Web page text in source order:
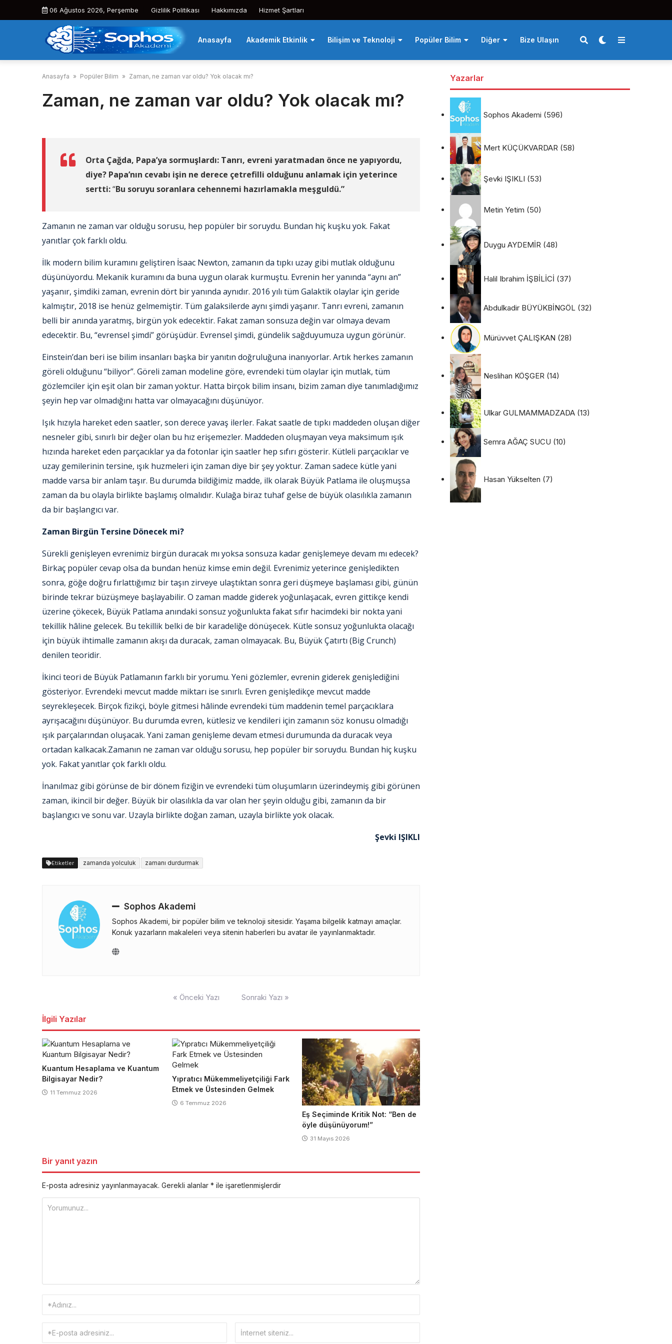
06 Ağustos 2026, Perşembe Gizlilik Politikası Hakkımızda Hizmet Şartları
Anasayfa Akademik Etkinlik Bilişim ve Teknoloji Popüler Bilim Diğer Bize Ulaşın
Anasayfa » Popüler Bilim » Zaman, ne zaman var oldu? Yok olacak mı?
Zaman, ne zaman var oldu? Yok olacak mı?
Orta Çağda, Papa’ya sormuşlardı: Tanrı, evreni yaratmadan önce ne yapıyordu,
diye? Papa’nın cevabı işin ne derece çetrefilli olduğunu anlamak için yeterince
sertti:“Bu soruyu soranlara cehennemi hazırlamakla meşguldü.”
Zamanın ne zaman var olduğu sorusu, hep popüler bir soruydu. Bundan hiç kuşku yok. Fakat
yanıtlar çok farklı oldu.
İlk modern bilim kuramını geliştiren İsaac Newton, zamanın da tıpkı uzay gibi mutlak olduğunu
düşünüyordu. Mekanik kuramını da buna uygun olarak kurmuştu. Evrenin her yanında “aynı an”
yaşanır, şimdiki zaman, evrenin dört bir yanında aynıdır. 2016 yılı tüm Galaktik olaylar için geride
kalmıştır, 2018 ise henüz gelmemiştir. Tüm galaksilerde aynı şimdi yaşanır. Tanrı evreni, zamanın
belli bir anında yaratmış, birgün yok edecektir. Fakat zaman sonsuza değin var olmaya devam
edecektir. Bu, “evrensel şimdi” görüşüdür. Evrensel şimdi, gündelik sağduyumuza uygun görünür.
Einstein’dan beri ise bilim insanları başka bir yanıtın doğruluğuna inanıyorlar. Artık herkes zamanın
göreli olduğunu “biliyor”. Göreli zaman modeline göre, evrendeki tüm olaylar için mutlak, tüm
gözlemciler için eşit olan bir zaman yoktur. Hatta birçok bilim insanı, bizim zaman diye tanımladığımız
şeyin hep var olmadığını hatta var olmayacağını düşünüyor.
Işık hızıyla hareket eden saatler, son derece yavaş ilerler. Fakat saatle de tıpkı maddeden oluşan diğer
nesneler gibi, sınırlı bir değer olan bu hız erişemezler. Maddeden oluşmayan veya maksimum ışık
hızında hareket eden parçacıklar ya da fotonlar için saatler hep sıfırı gösterir. Kütleli parçacıklar ve
uzay gemilerinin tersine, ışık huzmeleri için zaman diye bir şey yoktur. Zaman sadece kütle yani
madde varsa bir anlam taşır. Bu durumda bildiğimiz madde, ilk olarak Büyük Patlama ile oluşmuşsa
zaman da bu olayla birlikte başlamış olmalıdır. Kulağa biraz tuhaf gelse de büyük olasılıkla zamanın
da bir başlangıcı var.
Zaman Birgün Tersine Dönecek mi?
Sürekli genişleyen evrenimiz birgün duracak mı yoksa sonsuza kadar genişlemeye devam mı edecek?
Birkaç popüler cevap olsa da bundan henüz kimse emin değil. Evrenimiz yeterince genişledikten
sonra, göğe doğru fırlattığımız bir taşın zirveye ulaştıktan sonra geri düşmeye başlaması gibi, günün
birinde tekrar büzüşmeye başlayabilir. O zaman madde giderek yoğunlaşacak, evren gittikçe kendi
üzerine çökecek, Büyük Patlama anındaki sonsuz yoğunlukta fakat sıfır hacimdeki bir nokta yani
tekillik hâline gelecek. Bu tekillik belki de bir karadeliğe dönüşecek. Kütle sonsuz yoğunlukta olacağı
için büyük ihtimalle zamanın akışı da duracak, zaman olmayacak. Bu, Büyük Çatırtı (Big Crunch)
denilen teoridir.
İkinci teori de Büyük Patlamanın farklı bir yorumu. Yeni gözlemler, evrenin giderek genişlediğini
gösteriyor. Evrendeki mevcut madde miktarı ise sınırlı. Evren genişledikçe mevcut madde
seyrekleşecek. Birçok fizikçi, böyle gitmesi hâlinde evrendeki tüm maddenin temel parçacıklara
ayrışacağını düşünüyor. Bu durumda evren, kütlesiz ve kendileri için zamanın söz konusu olmadığı
ışık parçalarından oluşacak. Yani zaman genişleme devam etmesi durumunda da duracak veya
ortadan kalkacak.Zamanın ne zaman var olduğu sorusu, hep popüler bir soruydu. Bundan hiç kuşku
yok. Fakat yanıtlar çok farklı oldu.
İnanılmaz gibi görünse de bir dönem fiziğin ve evrendeki tüm oluşumların üzerindeymiş gibi görünen
zaman, ikincil bir değer. Büyük bir olasılıkla da var olan her şeyin olduğu gibi, zamanın da bir
başlangıcı ve sonu var. Uzayla birlikte doğan zaman, uzayla birlikte yok olacak.
Şevki IŞIKLI
Etiketler zamanda yolculuk zamanı durdurmak
Sophos Akademi
Sophos Akademi, bir popüler bilim ve teknoloji sitesidir. Yaşama bilgelik katmayı amaçlar.
Konuk yazarların makaleleri veya sitenin haberleri bu avatar ile yayınlanmaktadır.
« Önceki Yazı Sonraki Yazı »
İlgili Yazılar
Kuantum Hesaplama ve Kuantum
Bilgisayar Nedir?
11 Temmuz 2026
Yıpratıcı Mükemmeliyetçiliği Fark
Etmek ve Üstesinden Gelmek
6 Temmuz 2026
Eş Seçiminde Kritik Not: “Ben de
öyle düşünüyorum!”
31 Mayıs 2026
Bir yanıt yazın
E-posta adresiniz yayınlanmayacak. Gerekli alanlar * ile işaretlenmişlerdir
Yazarlar
Sophos Akademi (596)
Mert KÜÇÜKVARDAR (58)
Şevki IŞIKLI (53)
Metin Yetim (50)
Duygu AYDEMİR (48)
Halil Ibrahim İŞBİLİCİ (37)
Abdulkadir BÜYÜKBİNGÖL (32)
Mürüvvet ÇALIŞKAN (28)
Neslihan KÖŞGER (14)
Ulkar GULMAMMADZADA (13)
Semra AĞAÇ SUCU (10)
Hasan Yükselten (7)